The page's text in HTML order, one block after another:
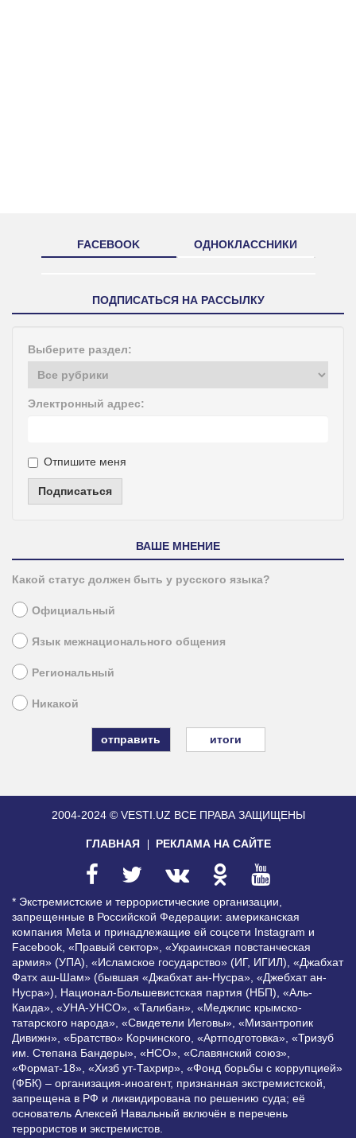
FACEBOOK ОДНОКЛАССНИКИ
ПОДПИСАТЬСЯ НА РАССЫЛКУ
Выберите раздел:
Электронный адрес:
Отпишите меня
Подписаться
ВАШЕ МНЕНИЕ
Какой статус должен быть у русского языка?
Официальный
Язык межнационального общения
Региональный
Никакой
итоги
2004-2024 © VESTI.UZ ВСЕ ПРАВА ЗАЩИЩЕНЫ
ГЛАВНАЯ РЕКЛАМА НА САЙТЕ
* Экстремистские и террористические организации,
запрещенные в Российской Федерации: американская
компания Meta и принадлежащие ей соцсети Instagram и
Facebook, «Правый сектор», «Украинская повстанческая
армия» (УПА), «Исламское государство» (ИГ, ИГИЛ), «Джабхат
Фатх аш-Шам» (бывшая «Джабхат ан-Нусра», «Джебхат ан-
Нусра»), Национал-Большевистская партия (НБП), «Аль-
Каида», «УНА-УНСО», «Талибан», «Меджлис крымско-
татарского народа», «Свидетели Иеговы», «Мизантропик
Дивижн», «Братство» Корчинского, «Артподготовка», «Тризуб
им. Степана Бандеры», «НСО», «Славянский союз»,
«Формат-18», «Хизб ут-Тахрир», «Фонд борьбы с коррупцией»
(ФБК) – организация-иноагент, признанная экстремистской,
запрещена в РФ и ликвидирована по решению суда; её
основатель Алексей Навальный включён в перечень
террористов и экстремистов.